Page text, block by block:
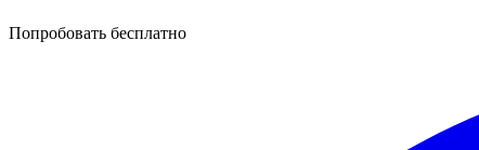
Попробовать бесплатно